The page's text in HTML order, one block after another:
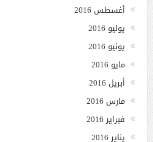
أغسطس 2016
يوليو 2016
يونيو 2016
مايو 2016
أبريل 2016
مارس 2016
فبراير 2016
يناير 2016